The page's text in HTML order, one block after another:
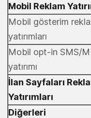
Mobil Reklam
Mobil gösterim
yatırımları
Mobil opt-in SMS/
yatırımı
İlan Sayfaları
Yatırımları
Diğerleri